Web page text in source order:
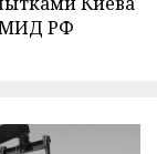
МИД РФ